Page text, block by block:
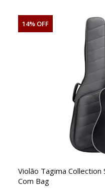
14% OFF
Violão Tagima Collection
Com Bag